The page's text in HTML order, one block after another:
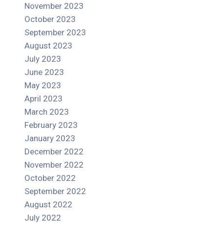
November 2023
October 2023
September 2023
August 2023
July 2023
June 2023
May 2023
April 2023
March 2023
February 2023
January 2023
December 2022
November 2022
October 2022
September 2022
August 2022
July 2022